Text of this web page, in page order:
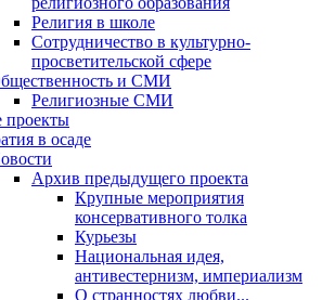
Религия в школе
Сотрудничество в культурно-
просветительской сфере
и СМИ
Религиозные СМИ
проекты
в осаде
Архив предыдущего проекта
Крупные мероприятия
консервативного толка
Курьезы
Национальная идея,
антивестернизм, империализм
О странностях любви...